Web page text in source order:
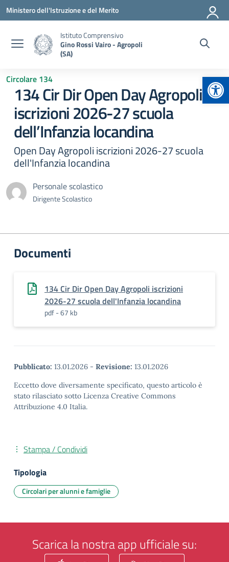
Vai ai contenuti
Vai al menu di navigazione
Vai al footer
Ministero dell'Istruzione e del Merito
Istituto Comprensivo
Gino Rossi Vairo - Agropoli
(SA)
Circolare 134
134 Cir Dir Open Day Agropoli
iscrizioni 2026-27 scuola
dell’Infanzia locandina
Open Day Agropoli iscrizioni 2026-27 scuola
dell'Infanzia locandina
Personale scolastico
Dirigente Scolastico
Documenti
134 Cir Dir Open Day Agropoli iscrizioni
2026-27 scuola dell'Infanzia locandina
pdf - 67 kb
Pubblicato: 13.01.2026 - Revisione: 13.01.2026
Eccetto dove diversamente specificato, questo articolo è
stato rilasciato sotto Licenza Creative Commons
Attribuzione 4.0 Italia.
Stampa / Condividi
Tipologia
Circolari per alunni e famiglie
Scarica la nostra app ufficiale su: